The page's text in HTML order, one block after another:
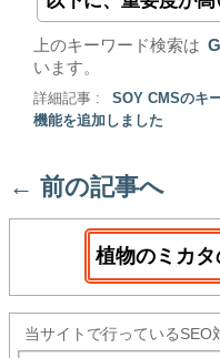
上のキーワード検索は
います。
詳細記事 :
SOY CMSのキ
機能を追加しました
← 前の記事へ
植物のミカ
当サイトで行っているSEO